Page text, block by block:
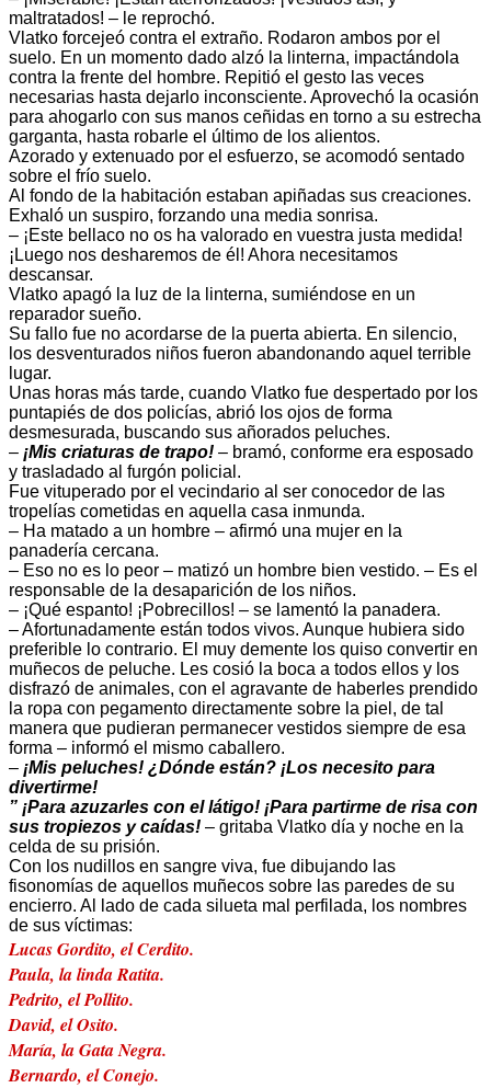
maltratados! – le reprochó.
Vlatko forcejeó contra el extraño. Rodaron ambos por el
suelo. En un momento dado alzó la linterna, impactándola
contra la frente del hombre. Repitió el gesto las veces
necesarias hasta dejarlo inconsciente. Aprovechó la ocasión
para ahogarlo con sus manos ceñidas en torno a su estrecha
garganta, hasta robarle el último de los alientos.
Azorado y extenuado por el esfuerzo, se acomodó sentado
sobre el frío suelo.
Al fondo de la habitación estaban apiñadas sus creaciones.
Exhaló un suspiro, forzando una media sonrisa.
– ¡Este bellaco no os ha valorado en vuestra justa medida!
¡Luego nos desharemos de él! Ahora necesitamos
descansar.
Vlatko apagó la luz de la linterna, sumiéndose en un
reparador sueño.
Su fallo fue no acordarse de la puerta abierta. En silencio,
los desventurados niños fueron abandonando aquel terrible
lugar.
Unas horas más tarde, cuando Vlatko fue despertado por los
puntapiés de dos policías, abrió los ojos de forma
desmesurada, buscando sus añorados peluches.
– ¡Mis criaturas de trapo! – bramó, conforme era esposado
y trasladado al furgón policial.
Fue vituperado por el vecindario al ser conocedor de las
tropelías cometidas en aquella casa inmunda.
– Ha matado a un hombre – afirmó una mujer en la
panadería cercana.
– Eso no es lo peor – matizó un hombre bien vestido. – Es el
responsable de la desaparición de los niños.
– ¡Qué espanto! ¡Pobrecillos! – se lamentó la panadera.
– Afortunadamente están todos vivos. Aunque hubiera sido
preferible lo contrario. El muy demente los quiso convertir en
muñecos de peluche. Les cosió la boca a todos ellos y los
disfrazó de animales, con el agravante de haberles prendido
la ropa con pegamento directamente sobre la piel, de tal
manera que pudieran permanecer vestidos siempre de esa
forma – informó el mismo caballero.
– ¡Mis peluches! ¿Dónde están? ¡Los necesito para
divertirme!
” ¡Para azuzarles con el látigo! ¡Para partirme de risa con
sus tropiezos y caídas! – gritaba Vlatko día y noche en la
celda de su prisión.
Con los nudillos en sangre viva, fue dibujando las
fisonomías de aquellos muñecos sobre las paredes de su
encierro. Al lado de cada silueta mal perfilada, los nombres
de sus víctimas:
Lucas Gordito, el Cerdito.
Paula, la linda Ratita.
Pedrito, el Pollito.
David, el Osito.
María, la Gata Negra.
Bernardo, el Conejo.